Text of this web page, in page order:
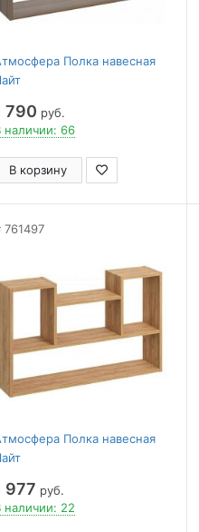
Полка навесная
790 руб.
наличии: 66
В корзину
761497
Полка навесная
977 руб.
наличии: 22